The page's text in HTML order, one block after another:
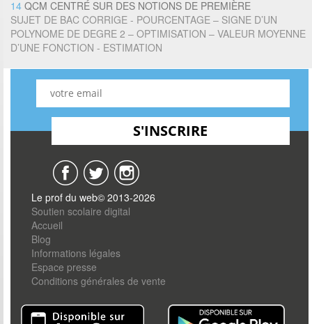
14 QCM CENTRÉ SUR DES NOTIONS DE PREMIÈRE
SUJET DE BAC CORRIGE - POURCENTAGE – SIGNE D’UN
POLYNOME DE DEGRE 2 – OPTIMISATION – VALEUR MOYENNE
D’UNE FONCTION - ESTIMATION
Le prof du web© 2013-2026
Soutien scolaire digital
Accueil
Blog
Informations légales
Espace presse
Conditions générales de vente